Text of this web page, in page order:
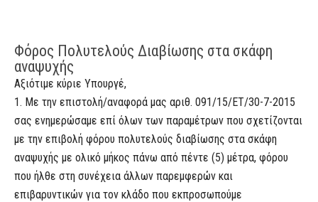
Φόρος Πολυτελούς Διαβίωσης στα σκάφη
αναψυχής
Αξιότιμε κύριε Υπουργέ,
1. Με την επιστολή/αναφορά μας αριθ. 091/15/ΕΤ/30-7-2015
σας ενημερώσαμε επί όλων των παραμέτρων που σχετίζονται
με την επιβολή φόρου πολυτελούς διαβίωσης στα σκάφη
αναψυχής με ολικό μήκος πάνω από πέντε (5) μέτρα, φόρου
που ήλθε στη συνέχεια άλλων παρεμφερών και
επιβαρυντικών για τον κλάδο που εκπροσωπούμε